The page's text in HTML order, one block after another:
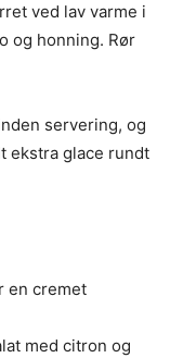
ved lav varme i
og honning. Rør
servering, og
ekstra glace rundt
en cremet
med citron og